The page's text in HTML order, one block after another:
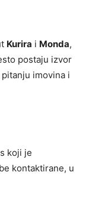
Kurira i Monda,
postaju izvor
imovina i
koji je
kontaktirane, u